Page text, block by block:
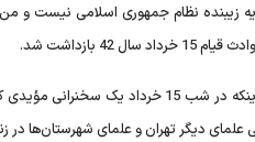
زیبنده نظام جمهوری اسلامی نیست و
سال 42 بازداشت شد.
به مناسبت اینکه در شب 15
علمای دیگر تهران و علمای شهرستان‌ها